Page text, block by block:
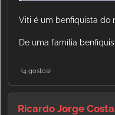
Viti é um benfiquista do
De uma família
(4 gostos)
Ricardo Jorge Costa